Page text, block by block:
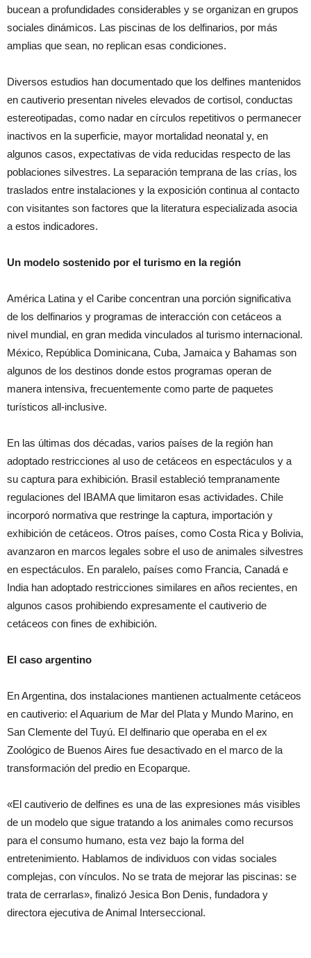
bucean a profundidades considerables y se organizan en grupos
sociales dinámicos. Las piscinas de los delfinarios, por más
amplias que sean, no replican esas condiciones.
Diversos estudios han documentado que los delfines mantenidos
en cautiverio presentan niveles elevados de cortisol, conductas
estereotipadas, como nadar en círculos repetitivos o permanecer
inactivos en la superficie, mayor mortalidad neonatal y, en
algunos casos, expectativas de vida reducidas respecto de las
poblaciones silvestres. La separación temprana de las crías, los
traslados entre instalaciones y la exposición continua al contacto
con visitantes son factores que la literatura especializada asocia
a estos indicadores.
Un modelo sostenido por el turismo en la región
América Latina y el Caribe concentran una porción significativa
de los delfinarios y programas de interacción con cetáceos a
nivel mundial, en gran medida vinculados al turismo internacional.
México, República Dominicana, Cuba, Jamaica y Bahamas son
algunos de los destinos donde estos programas operan de
manera intensiva, frecuentemente como parte de paquetes
turísticos all-inclusive.
En las últimas dos décadas, varios países de la región han
adoptado restricciones al uso de cetáceos en espectáculos y a
su captura para exhibición. Brasil estableció tempranamente
regulaciones del IBAMA que limitaron esas actividades. Chile
incorporó normativa que restringe la captura, importación y
exhibición de cetáceos. Otros países, como Costa Rica y Bolivia,
avanzaron en marcos legales sobre el uso de animales silvestres
en espectáculos. En paralelo, países como Francia, Canadá e
India han adoptado restricciones similares en años recientes, en
algunos casos prohibiendo expresamente el cautiverio de
cetáceos con fines de exhibición.
El caso argentino
En Argentina, dos instalaciones mantienen actualmente cetáceos
en cautiverio: el Aquarium de Mar del Plata y Mundo Marino, en
San Clemente del Tuyú. El delfinario que operaba en el ex
Zoológico de Buenos Aires fue desactivado en el marco de la
transformación del predio en Ecoparque.
«El cautiverio de delfines es una de las expresiones más visibles
de un modelo que sigue tratando a los animales como recursos
para el consumo humano, esta vez bajo la forma del
entretenimiento. Hablamos de individuos con vidas sociales
complejas, con vínculos. No se trata de mejorar las piscinas: se
trata de cerrarlas», finalizó Jesica Bon Denis, fundadora y
directora ejecutiva de Animal Interseccional.